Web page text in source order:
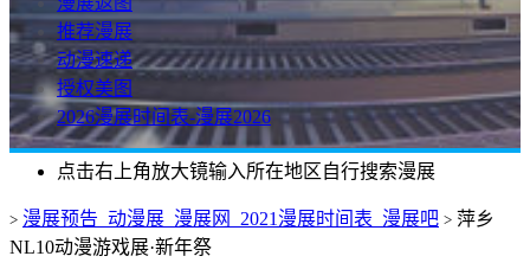
推荐漫展
动漫速递
授权美图
2026漫展时间表-漫展2026
点击右上角放大镜输入所在地区自行搜索漫展
> 漫展预告_动漫展_漫展网_2021漫展时间表_漫展吧 > 萍乡
NL10动漫游戏展·新年祭